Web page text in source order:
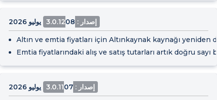
إصدار : 3.0.12 08 يوليو 2026
Altın ve emtia fiyatları için Altınkaynak kaynağı yeniden
Emtia fiyatlarındaki alış ve satış tutarları artık doğru
إصدار : 3.0.11 07 يوليو 2026